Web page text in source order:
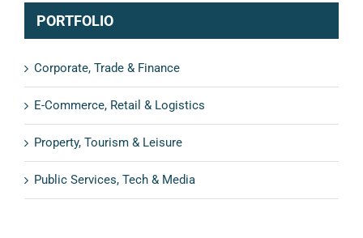
PORTFOLIO
Corporate, Trade & Finance
E-Commerce, Retail & Logistics
Property, Tourism & Leisure
Public Services, Tech & Media